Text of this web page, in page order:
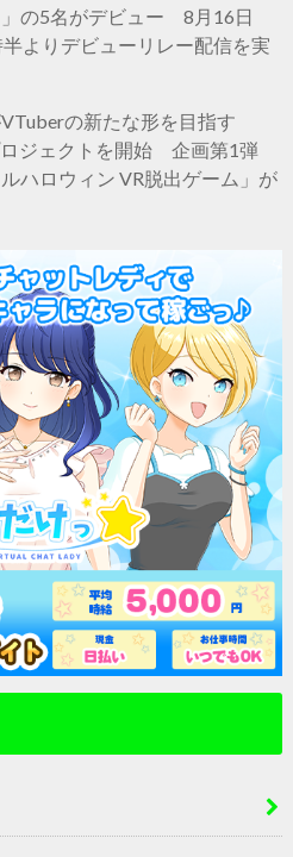
」の5名がデビュー 8月16日
半よりデビューリレー配信を実
の新たな形を目指す
ロジェクトを開始 企画第1弾
ルハロウィン VR脱出ゲーム」が